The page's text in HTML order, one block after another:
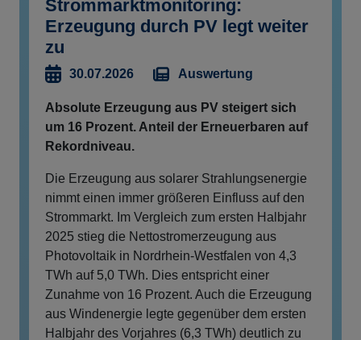
Strommarktmonitoring:
Erzeugung durch PV legt weiter
zu
30.07.2026 Auswertung
Absolute Erzeugung aus PV steigert sich
um 16 Prozent. Anteil der Erneuerbaren auf
Rekordniveau.
Die Erzeugung aus solarer Strahlungsenergie
nimmt einen immer größeren Einfluss auf den
Strommarkt. Im Vergleich zum ersten Halbjahr
2025 stieg die Nettostromerzeugung aus
Photovoltaik in Nordrhein-Westfalen von 4,3
TWh auf 5,0 TWh. Dies entspricht einer
Zunahme von 16 Prozent. Auch die Erzeugung
aus Windenergie legte gegenüber dem ersten
Halbjahr des Vorjahres (6,3 TWh) deutlich zu